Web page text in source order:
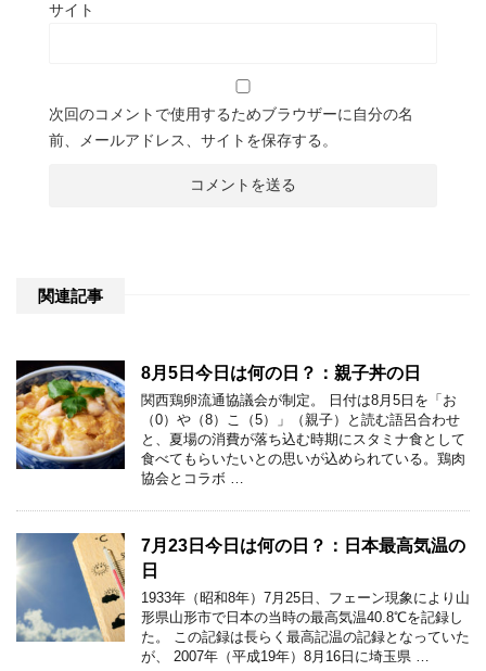
サイト
次回のコメントで使用するためブラウザーに自分の名
前、メールアドレス、サイトを保存する。
関連記事
8月5日今日は何の日？：親子丼の日
関西鶏卵流通協議会が制定。 日付は8月5日を「お
（0）や（8）こ（5）」（親子）と読む語呂合わせ
と、夏場の消費が落ち込む時期にスタミナ食として
食べてもらいたいとの思いが込められている。鶏肉
協会とコラボ …
7月23日今日は何の日？：日本最高気温の
日
1933年（昭和8年）7月25日、フェーン現象により山
形県山形市で日本の当時の最高気温40.8℃を記録し
た。 この記録は長らく最高記温の記録となっていた
が、 2007年（平成19年）8月16日に埼玉県 …